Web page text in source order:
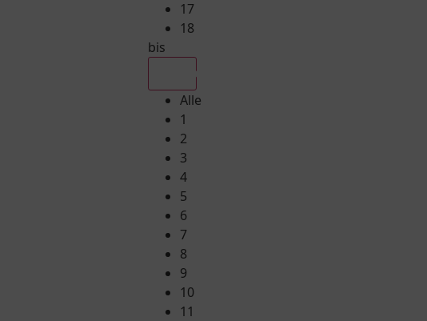
17
18
bis
Alle
1
2
3
4
5
6
7
8
9
10
11